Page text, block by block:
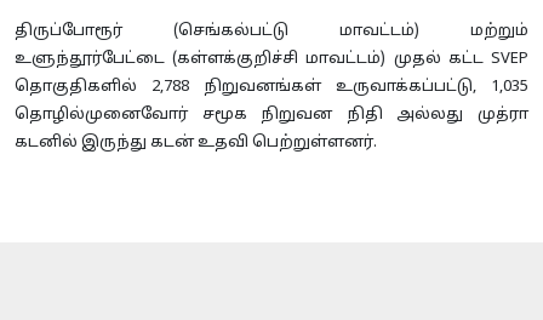
திருப்போரூர் (செங்கல்பட்டு மாவட்டம்) மற்றும்
உளுந்தூர்பேட்டை (கள்ளக்குறிச்சி மாவட்டம்) முதல் கட்ட SVEP
தொகுதிகளில் 2,788 நிறுவனங்கள் உருவாக்கப்பட்டு, 1,035
தொழில்முனைவோர் சமூக நிறுவன நிதி அல்லது முத்ரா
கடனில் இருந்து கடன் உதவி பெற்றுள்ளனர்.